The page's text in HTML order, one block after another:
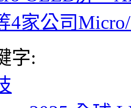
4家公司
字: